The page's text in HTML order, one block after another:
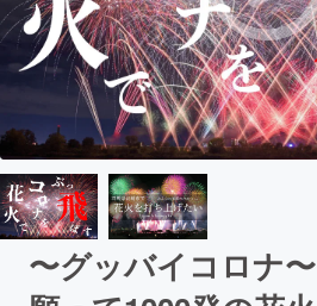
〜グッバイコロナ